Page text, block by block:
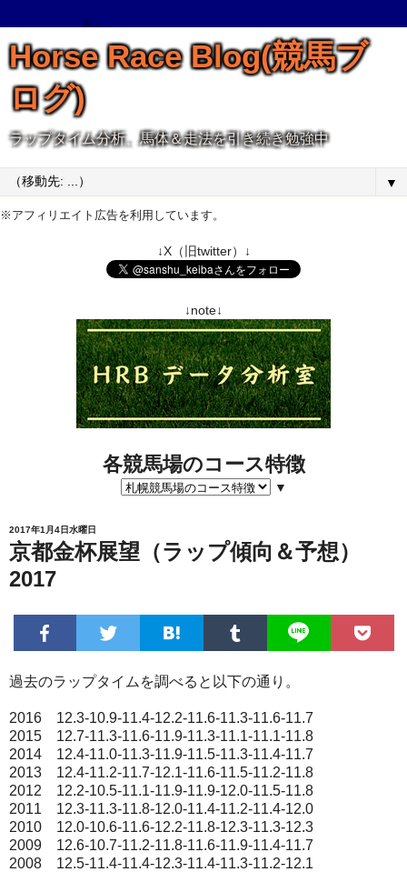
Horse Race Blog(競馬ブ
ログ)
ラップタイム分析、馬体＆走法を引き続き勉強中
▼
※アフィリエイト広告を利用しています。
↓X（旧twitter）↓
↓note↓
各競馬場のコース特徴
▼
2017年1月4日水曜日
京都金杯展望（ラップ傾向＆予想）
2017
過去のラップタイムを調べると以下の通り。
2016 12.3-10.9-11.4-12.2-11.6-11.3-11.6-11.7
2015 12.7-11.3-11.6-11.9-11.3-11.1-11.1-11.8
2014 12.4-11.0-11.3-11.9-11.5-11.3-11.4-11.7
2013 12.4-11.2-11.7-12.1-11.6-11.5-11.2-11.8
2012 12.2-10.5-11.1-11.9-11.9-12.0-11.5-11.8
2011 12.3-11.3-11.8-12.0-11.4-11.2-11.4-12.0
2010 12.0-10.6-11.6-12.2-11.8-12.3-11.3-12.3
2009 12.6-10.7-11.2-11.8-11.6-11.9-11.4-11.7
2008 12.5-11.4-11.4-12.3-11.4-11.3-11.2-12.1